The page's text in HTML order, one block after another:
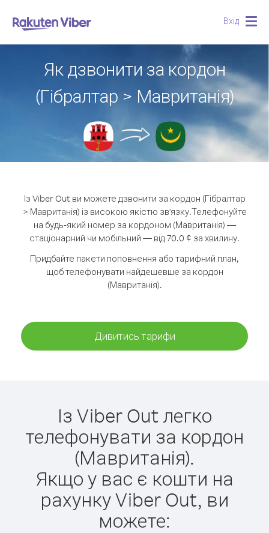
Вхід
Як дзвонити за кордон
(Гібралтар > Мавританія)
Із Viber Out ви можете дзвонити за кордон (Гібралтар
> Мавританія) із високою якістю зв'язку.Телефонуйте
на будь-який номер за кордоном (Мавританія) —
стаціонарний чи мобільний — від 70.0 ¢ за хвилину.
Придбайте пакети поповнення або тарифний план,
щоб телефонувати найдешевше за кордон
(Мавританія).
Дивитись тарифи
Із Viber Out легко
телефонувати за кордон
(Мавританія).
Якщо у вас є кошти на
рахунку Viber Out, ви
можете: